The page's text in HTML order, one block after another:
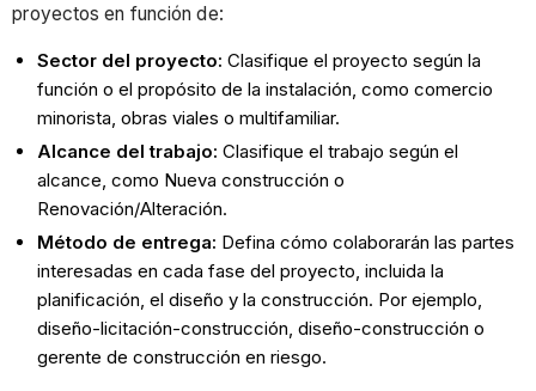
proyectos en función de:
Sector del proyecto:Clasifique el proyecto según la
función o el propósito de la instalación, como comercio
minorista, obras viales o multifamiliar.
Alcance del trabajo:Clasifique el trabajo según el
alcance, como Nueva construcción o
Renovación/Alteración.
Método de entrega: Defina cómo colaborarán las partes
interesadas en cada fase del proyecto, incluida la
planificación, el diseño y la construcción. Por ejemplo,
diseño-licitación-construcción, diseño-construcción o
gerente de construcción en riesgo.